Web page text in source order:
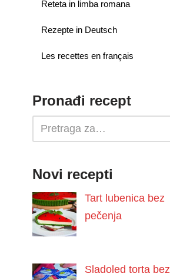
Reteta in limba romana
Rezepte in Deutsch
Les recettes en français
Pronađi recept
Novi recepti
Tart lubenica bez
pečenja
Sladoled torta bez